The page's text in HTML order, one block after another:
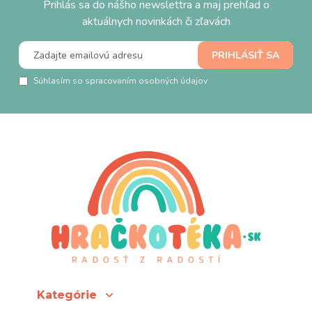
Prihlás sa do nášho newslettra a maj prehľad o
aktuálnych novinkách či zľavách
Súhlasím so spracovaním osobných údajov
Kategórie